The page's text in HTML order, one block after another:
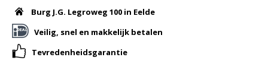
Burg J.G. Legroweg 100 in Eelde
Veilig, snel en makkelijk betalen
Tevredenheidsgarantie